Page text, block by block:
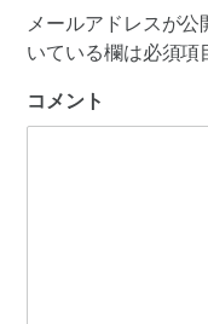
メールアドレスが公
いている欄は必須項
コメント